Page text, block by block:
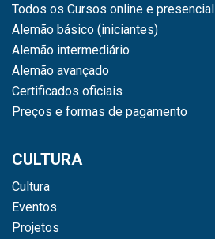
Todos os Cursos online e presencial
Alemão básico (iniciantes)
Alemão intermediário
Alemão avançado
Certificados oficiais
Preços e formas de pagamento
CULTURA
Cultura
Eventos
Projetos